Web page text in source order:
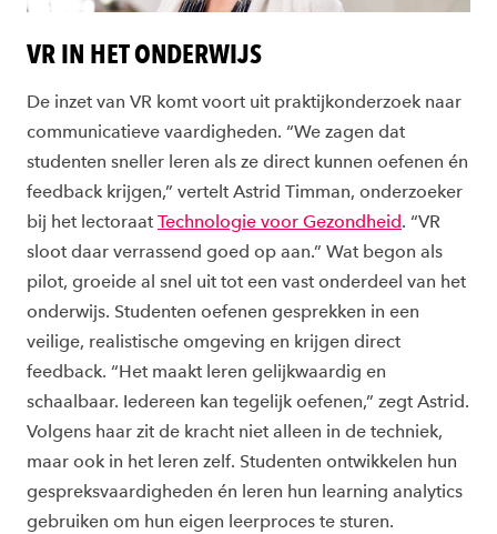
VR IN HET ONDERWIJS
De inzet van VR komt voort uit praktijkonderzoek naar
communicatieve vaardigheden. “We zagen dat
studenten sneller leren als ze direct kunnen oefenen én
feedback krijgen,” vertelt Astrid Timman, onderzoeker
bij het lectoraat Technologie voor Gezondheid. “VR
sloot daar verrassend goed op aan.” Wat begon als
pilot, groeide al snel uit tot een vast onderdeel van het
onderwijs. Studenten oefenen gesprekken in een
veilige, realistische omgeving en krijgen direct
feedback. “Het maakt leren gelijkwaardig en
schaalbaar. Iedereen kan tegelijk oefenen,” zegt Astrid.
Volgens haar zit de kracht niet alleen in de techniek,
maar ook in het leren zelf. Studenten ontwikkelen hun
gespreksvaardigheden én leren hun learning analytics
gebruiken om hun eigen leerproces te sturen.